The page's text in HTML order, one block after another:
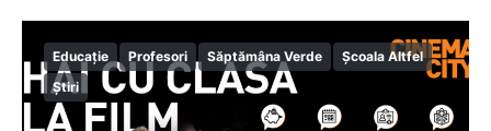
Educație Profesori Săptămâna Verde
Școala Altfel
Știri